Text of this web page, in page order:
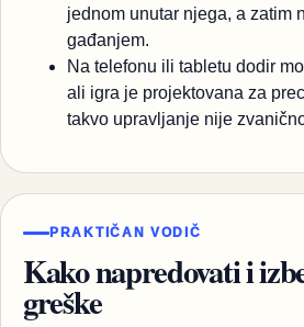
jednom unutar njega, a zatim
gađanjem.
Na telefonu ili tabletu dodir
ali igra je projektovana za
takvo upravljanje nije
PRAKTIČAN VODIČ
Kako napredovati i
greške